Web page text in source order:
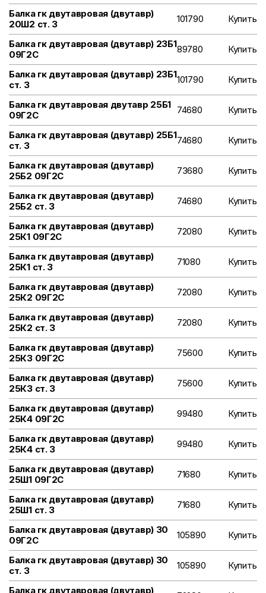
Балка гк двутавровая (двутавр)
20Ш2 ст. 3
101790 Купить
Балка гк двутавровая (двутавр) 23Б1
09Г2С
89780 Купить
Балка гк двутавровая (двутавр) 23Б1
ст. 3
101790 Купить
Балка гк двутавровая двутавр 25Б1
09Г2С
74680 Купить
Балка гк двутавровая (двутавр) 25Б1
ст. 3
74680 Купить
Балка гк двутавровая (двутавр)
25Б2 09Г2С
73680 Купить
Балка гк двутавровая (двутавр)
25Б2 ст. 3
74680 Купить
Балка гк двутавровая (двутавр)
25К1 09Г2С
72080 Купить
Балка гк двутавровая (двутавр)
25К1 ст. 3
71080 Купить
Балка гк двутавровая (двутавр)
25К2 09Г2С
72080 Купить
Балка гк двутавровая (двутавр)
25К2 ст. 3
72080 Купить
Балка гк двутавровая (двутавр)
25К3 09Г2С
75600 Купить
Балка гк двутавровая (двутавр)
25К3 ст. 3
75600 Купить
Балка гк двутавровая (двутавр)
25К4 09Г2С
99480 Купить
Балка гк двутавровая (двутавр)
25К4 ст. 3
99480 Купить
Балка гк двутавровая (двутавр)
25Ш1 09Г2С
71680 Купить
Балка гк двутавровая (двутавр)
25Ш1 ст. 3
71680 Купить
Балка гк двутавровая (двутавр) 30
09Г2С
105890 Купить
Балка гк двутавровая (двутавр) 30
ст. 3
105890 Купить
Балка гк двутавровая (двутавр)